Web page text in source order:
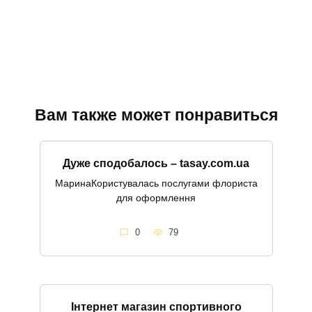
Вам также может понравиться
Дуже сподобалось – tasay.com.ua
МаринаКористувалась послугами флориста
для оформлення
0 79
Інтернет магазин спортивного